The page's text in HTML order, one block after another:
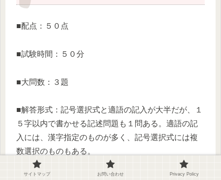
■配点：５０点
■試験時間：５０分
■大問数：３題
■解答形式：記号選択式と適語の記入が大半だが、１
５字以内で書かせる記述問題も１問ある。適語の記
入には、漢字指定のものが多く、記号選択式には複
数選択のものもある。
サイトマップ お問い合わせ Privacy Policy